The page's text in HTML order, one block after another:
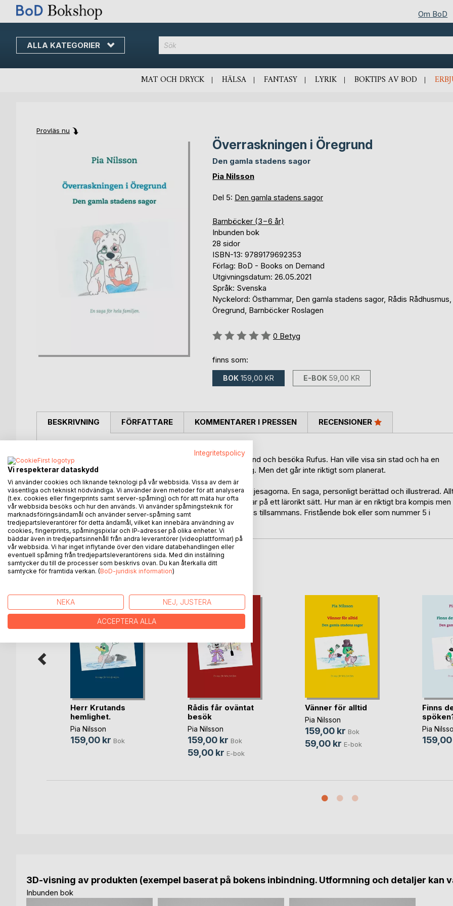
Om BoD
ALLA KATEGORIER
MAT OCH DRYCK HÄLSA FANTASY LYRIK BOKTIPS AV BOD
Provläs nu
Överraskningen i Öregrund
Den gamla stadens sagor
Pia Nilsson
Del 5: Den gamla stadens sagor
Barnböcker (3−6 år)
Inbunden bok
28 sidor
ISBN-13: 9789179692353
Förlag: BoD - Books on Demand
Utgivningsdatum: 26.05.2021
Språk: Svenska
Nyckelord: Östhammar, Den gamla stadens sagor, Rådis Rådhusmus,
Öregrund, Barnböcker Roslagen
Betyg::
0 Betyg
finns som:
BOK 159,00 KR E-BOK 59,00 KR
BESKRIVNING
De tre vännerna från Östhammars stad skall åka till Öregrund och besöka Rufus. Han ville visa sin stad och ha en
mysig dag tillsammans. Rufus har planerat en överraskning. Men det går inte riktigt som planerat.
Boken fortsätter i samma stil som de tidigare utgivna familjesagorna. En saga, personligt berättad och illustrerad.
för att väva samman historier om Öregrund och Östhammar på ett lärorikt sätt. Hur man är en riktigt bra kompis men
också lite bus. En familjesaga som skall läsas och upplevas tillsammans. Fristående bok eller som nummer 5 i
serien.
FÖRFATTARE KOMMENTARER I PRESSEN RECENSIONER
ANDRA TITLAR HOSBoD
Herr Krutands
hemlighet.
Pia Nilsson
159,00 kr Bok
Rådis får oväntat
besök
Pia Nilsson
159,00 kr Bok
59,00 kr E-bok
Vänner för alltid
Pia Nilsson
159,00 kr Bok
59,00 kr E-bok
Finns
Pia
3D-visning av produkten (exempel baserat på bokens inbindning. Utformning och detaljer kan
Inbunden bok
Integritetspolicy
Vi respekterar dataskydd
Vi använder cookies och liknande teknologi på vår webbsida. Vissa av dem är
väsentliga och tekniskt nödvändiga. Vi använder även metoder för att analysera
(t.ex. cookies eller fingerprints samt server-spårning) och för att mäta hur ofta
vår webbsida besöks och hur den används. Vi använder spårningsteknik för
marknadsföringsändamål och använder server-spårning samt
tredjepartsleverantörer för detta ändamål, vilket kan innebära användning av
cookies, fingerprints, spårningspixlar och IP-adresser på olika enheter. Vi
bäddar även in tredjepartsinnehåll från andra leverantörer (videoplattformar) på
vår webbsida. Vi har inget inflytande över den vidare databehandlingen eller
eventuell spårning från tredjepartsleverantörens sida. Med din inställning
samtycker du till de processer som beskrivs ovan. Du kan återkalla ditt
samtycke för framtida verkan. (BoD-juridisk information)
NEKA NEJ, JUSTERA
ACCEPTERA ALLA